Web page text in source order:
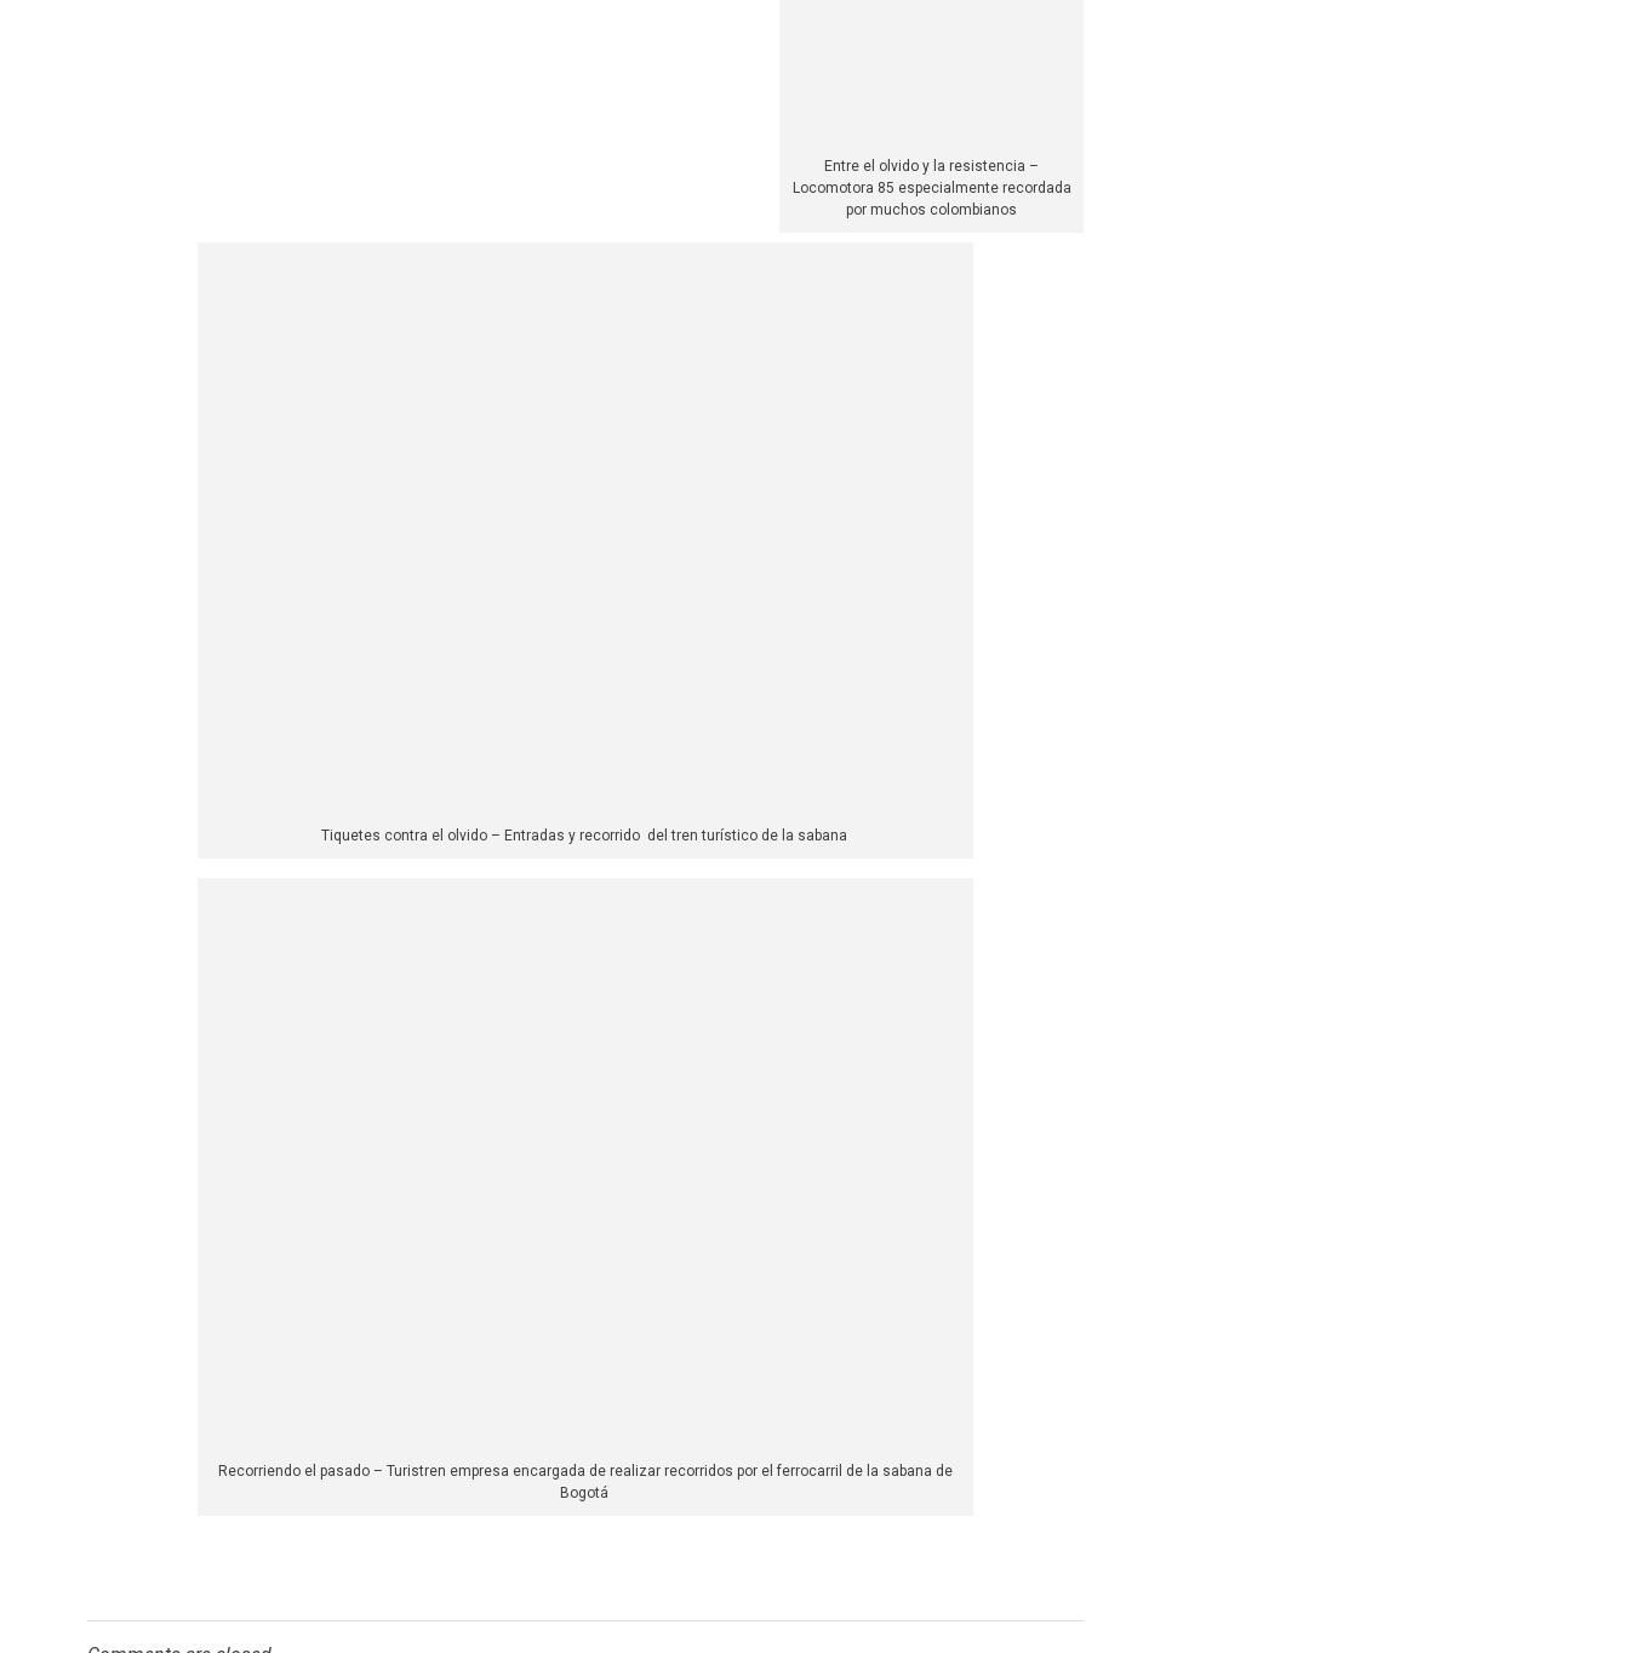
Entre el olvido y la resistencia –
Locomotora 85 especialmente recordada
por muchos colombianos
Tiquetes contra el olvido – Entradas y recorrido del tren turístico de la sabana
Recorriendo el pasado – Turistren empresa encargada de realizar recorridos por el ferrocarril de la sabana de
Bogotá